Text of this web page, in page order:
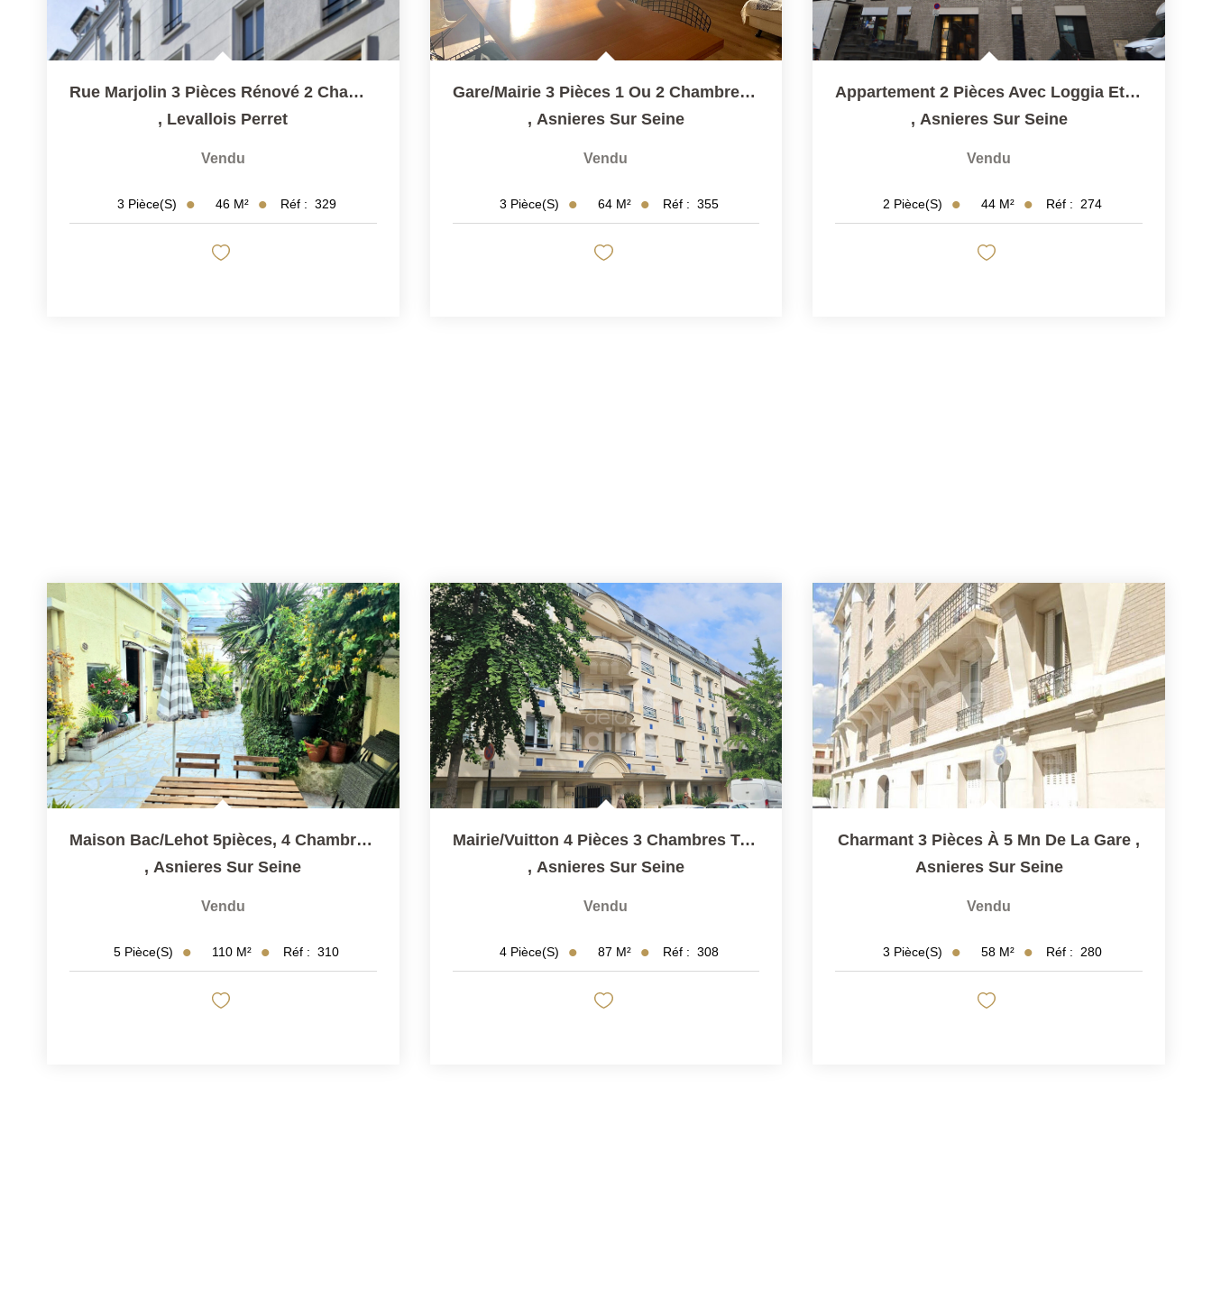
Rue Marjolin 3 Pièces Rénové 2 Chambres Ascenseur Et 1 Cave
, Levallois Perret
Vendu
3 Pièce(s) 46 M² Réf : 329
Gare/Mairie 3 Pièces 1 Ou 2 Chambres Terrasse Parking
, Asnieres Sur Seine
Vendu
3 Pièce(s) 64 M² Réf : 355
Appartement 2 Pièces Avec Loggia Et Parking.
, Asnieres Sur Seine
Vendu
2 Pièce(s) 44 M² Réf : 274
Maison Bac/Lehot 5pièces, 4 Chambres Jardin Et Parking....
, Asnieres Sur Seine
Vendu
5 Pièce(s) 110 M² Réf : 310
Mairie/Vuitton 4 Pièces 3 Chambres Terrasse Et Parking
, Asnieres Sur Seine
Vendu
4 Pièce(s) 87 M² Réf : 308
Charmant 3 Pièces À 5 Mn De La Gare ,
Asnieres Sur Seine
Vendu
3 Pièce(s) 58 M² Réf : 280